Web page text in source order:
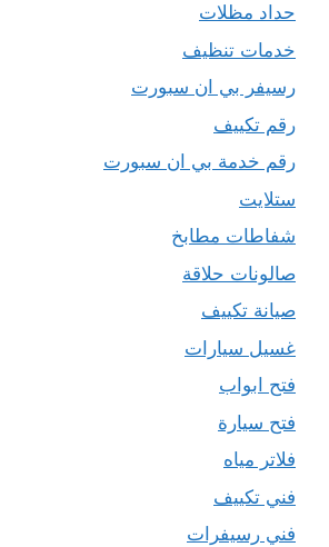
حداد مظلات
خدمات تنظيف
رسيفر بي ان سبورت
رقم تكييف
رقم خدمة بي ان سبورت
ستلايت
شفاطات مطابخ
صالونات حلاقة
صيانة تكييف
غسيل سيارات
فتح ابواب
فتح سيارة
فلاتر مياه
فني تكييف
فني رسيفرات